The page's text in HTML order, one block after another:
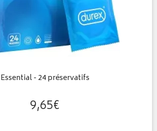
Essential - 24 préservatifs
9,65€